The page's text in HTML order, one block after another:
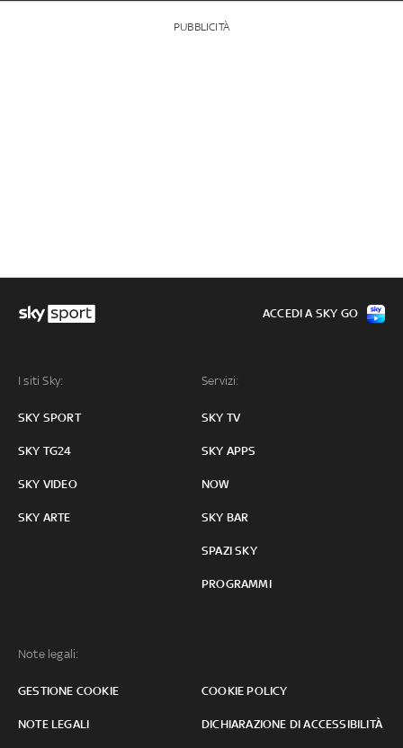
PUBBLICITÀ
I siti Sky:
SKY SPORT
SKY TG24
SKY VIDEO
SKY ARTE
Servizi:
SKY TV
SKY APPS
NOW
SKY BAR
SPAZI SKY
PROGRAMMI
Note legali:
GESTIONE COOKIE COOKIE POLICY
NOTE LEGALI DICHIARAZIONE DI ACCESSIBILITÀ
ACCEDI A SKY GO